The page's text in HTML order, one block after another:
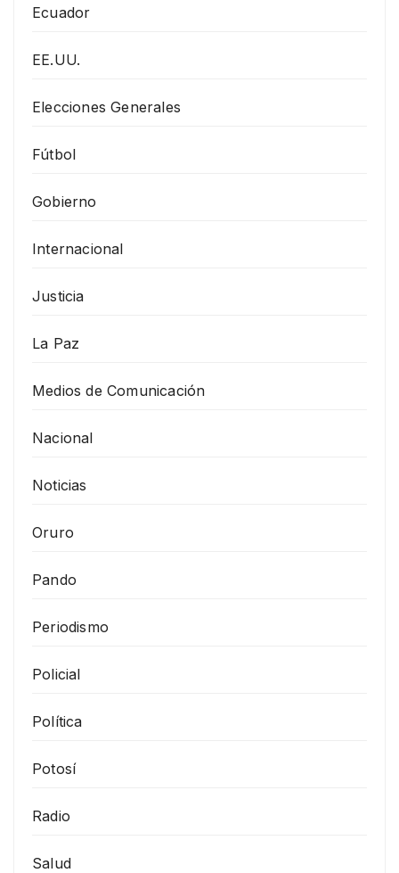
Ecuador
EE.UU.
Elecciones Generales
Fútbol
Gobierno
Internacional
Justicia
La Paz
Medios de Comunicación
Nacional
Noticias
Oruro
Pando
Periodismo
Policial
Política
Potosí
Radio
Salud